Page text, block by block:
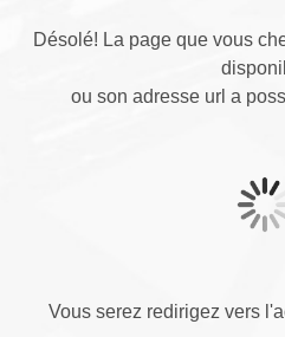
Désolé! La page que vous
ou son adresse url a
Vous serez redirigez vers